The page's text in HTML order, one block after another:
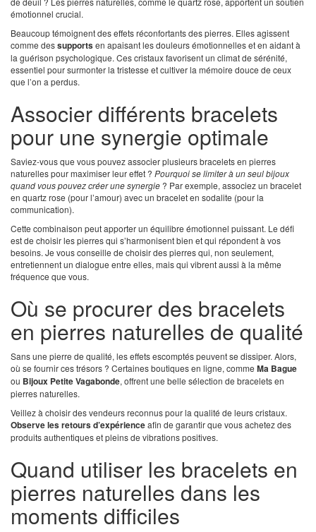
émotionnel crucial.
Beaucoup témoignent des effets réconfortants des pierres. Elles agissent
comme dessupportsen apaisant les douleurs émotionnelles et en aidant à
la guérison psychologique. Ces cristaux favorisent un climat de sérénité,
essentiel pour surmonter la tristesse et cultiver la mémoire douce de ceux
que l’on a perdus.
Associer différents bracelets
pour une synergie optimale
Saviez-vous que vous pouvez associer plusieurs bracelets en pierres
naturelles pour maximiser leur effet ? Pourquoi se limiter à un seul bijoux
quand vous pouvez créer une synergie ? Par exemple, associez un bracelet
en quartz rose (pour l’amour) avec un bracelet en sodalite (pour la
communication).
Cette combinaison peut apporter un équilibre émotionnel puissant. Le défi
est de choisir les pierres qui s’harmonisent bien et qui répondent à vos
besoins. Je vous conseille de choisir des pierres qui, non seulement,
entretiennent un dialogue entre elles, mais qui vibrent aussi à la même
fréquence que vous.
Où se procurer des bracelets
en pierres naturelles de qualité
Sans une pierre de qualité, les effets escomptés peuvent se dissiper. Alors,
où se fournir ces trésors ? Certaines boutiques en ligne, comme Ma Bague
ou Bijoux Petite Vagabonde, offrent une belle sélection de bracelets en
pierres naturelles.
Veillez à choisir des vendeurs reconnus pour la qualité de leurs cristaux.
Observe les retours d’expérienceafin de garantir que vous achetez des
produits authentiques et pleins de vibrations positives.
Quand utiliser les bracelets en
pierres naturelles dans les
moments difficiles